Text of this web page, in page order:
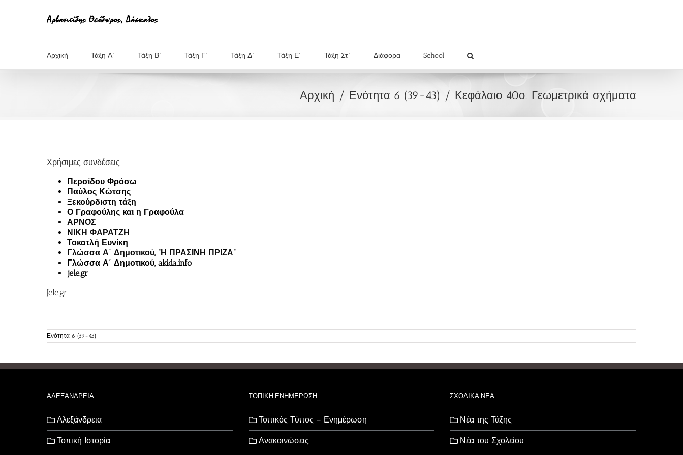
Αρχική Τάξη Α΄ Τάξη Β΄ Τάξη Γ΄ Τάξη Δ΄ Τάξη Ε΄ Τάξη Στ΄ Διάφορα School
Αρχική Ενότητα 6 (39-43) Κεφάλαιο 40ο: Γεωμετρικά σχήματα
Χρήσιμες συνδέσεις
Περσίδου Φρόσω
Παύλος Κώτσης
Ξεκούρδιστη τάξη
Ο Γραφούλης και η Γραφούλα
ΑΡΝΟΣ
ΝΙΚΗ ΦΑΡΑΤΖΗ
Τοκατλή Ευνίκη
Γλώσσα Α΄ Δημοτικού, “Η ΠΡΑΣΙΝΗ ΠΡΙΖΑ”
Γλώσσα Α΄ Δημοτικού, akida.info
jele.gr
Jele.gr
Ενότητα 6 (39-43)
ΑΛΕΞΑΝΔΡΕΙΑ
Αλεξάνδρεια
Τοπική Ιστορία
ΤΟΠΙΚΗ ΕΝΗΜΕΡΩΣΗ
Τοπικός Τύπος – Ενημέρωση
Ανακοινώσεις
ΣΧΟΛΙΚΑ ΝΕΑ
Νέα της Τάξης
Νέα του Σχολείου